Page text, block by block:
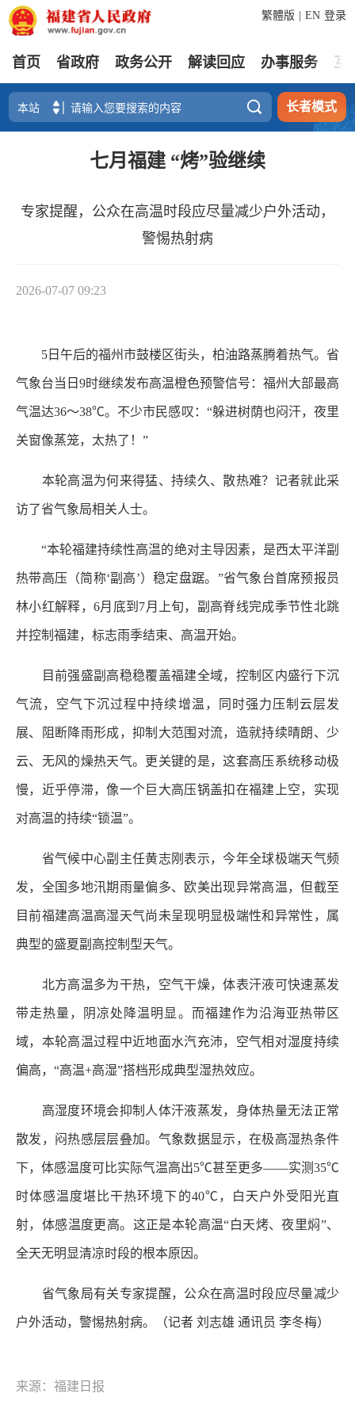
登录
繁體版 EN
首页 省政府 政务公开 解读回应 办事服务 互
 长者模式
七月福建 “烤”验继续
专家提醒，公众在高温时段应尽量减少户外活动，
警惕热射病
2026-07-07 09:23
5日午后的福州市鼓楼区街头，柏油路蒸腾着热气。省
气象台当日9时继续发布高温橙色预警信号：福州大部最高
气温达36～38℃。不少市民感叹：“躲进树荫也闷汗，夜里
关窗像蒸笼，太热了！”
本轮高温为何来得猛、持续久、散热难？记者就此采
访了省气象局相关人士。
“本轮福建持续性高温的绝对主导因素，是西太平洋副
热带高压（简称‘副高’）稳定盘踞。”省气象台首席预报员
林小红解释，6月底到7月上旬，副高脊线完成季节性北跳
并控制福建，标志雨季结束、高温开始。
目前强盛副高稳稳覆盖福建全域，控制区内盛行下沉
气流，空气下沉过程中持续增温，同时强力压制云层发
展、阻断降雨形成，抑制大范围对流，造就持续晴朗、少
云、无风的燥热天气。更关键的是，这套高压系统移动极
慢，近乎停滞，像一个巨大高压锅盖扣在福建上空，实现
对高温的持续“锁温”。
省气候中心副主任黄志刚表示，今年全球极端天气频
发，全国多地汛期雨量偏多、欧美出现异常高温，但截至
目前福建高温高湿天气尚未呈现明显极端性和异常性，属
典型的盛夏副高控制型天气。
北方高温多为干热，空气干燥，体表汗液可快速蒸发
带走热量，阴凉处降温明显。而福建作为沿海亚热带区
域，本轮高温过程中近地面水汽充沛，空气相对湿度持续
偏高，“高温+高湿”搭档形成典型湿热效应。
高湿度环境会抑制人体汗液蒸发，身体热量无法正常
散发，闷热感层层叠加。气象数据显示，在极高湿热条件
下，体感温度可比实际气温高出5℃甚至更多——实测35℃
时体感温度堪比干热环境下的40℃，白天户外受阳光直
射，体感温度更高。这正是本轮高温“白天烤、夜里焖”、
全天无明显清凉时段的根本原因。
省气象局有关专家提醒，公众在高温时段应尽量减少
户外活动，警惕热射病。（记者 刘志雄 通讯员 李冬梅）
来源：福建日报